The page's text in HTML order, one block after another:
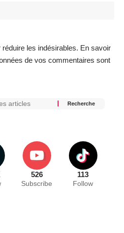
les indésirables. En savoir
de vos commentaires sont
526
Subscribe
113
Follow